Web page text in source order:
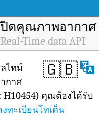
ดคุณภาพอากาศ
Time data API
🇬🇧
ไทม์
กาศ
H10454) คุณต้องได้รับ
ทะเบียนโทเค็น